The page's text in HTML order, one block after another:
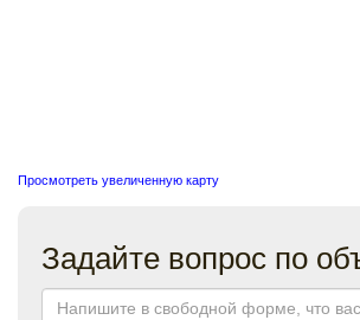
Просмотреть увеличенную карту
Задайте вопрос по